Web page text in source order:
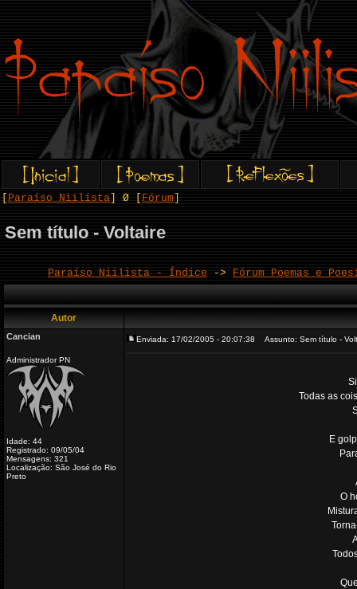
Paraíso Niilista ] Ø [ Fórum
Sem título - Voltaire
Paraíso Niilista - Índice -> Fórum Poemas e
Autor
Cancian
Administrador PN
Idade: 44
Registrado: 09/05/04
Mensagens: 321
Localização: São José do Rio
Preto
Enviada: 17/02/2005 - 20:07:38 Assunto: Sem título -
Todas as
E
O